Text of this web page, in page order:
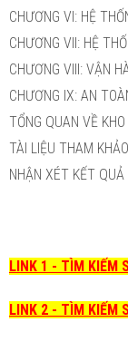
CHƯƠNG VI: HỆ
CHƯƠNG VII: HỆ
CHƯƠNG VIII: VẬN
CHƯƠNG IX: AN
TỔNG QUAN VỀ
TÀI LIỆU THAM KHẢO
NHẬN XÉT KẾT QUẢ
LINK 1 - TÌM KIẾM
LINK 2 - TÌM KIẾM